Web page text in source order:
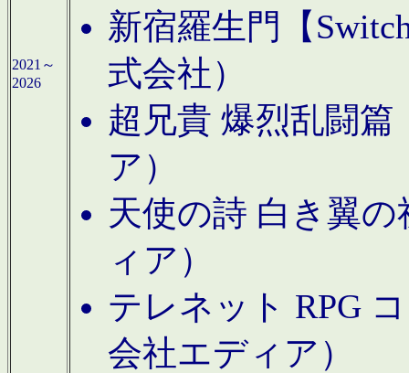
2021～
2026
新宿羅生門【
式会社）
超兄貴 爆烈乱闘篇
ア）
天使の詩 白き翼
ィア）
テレネット RPG
会社エディア）